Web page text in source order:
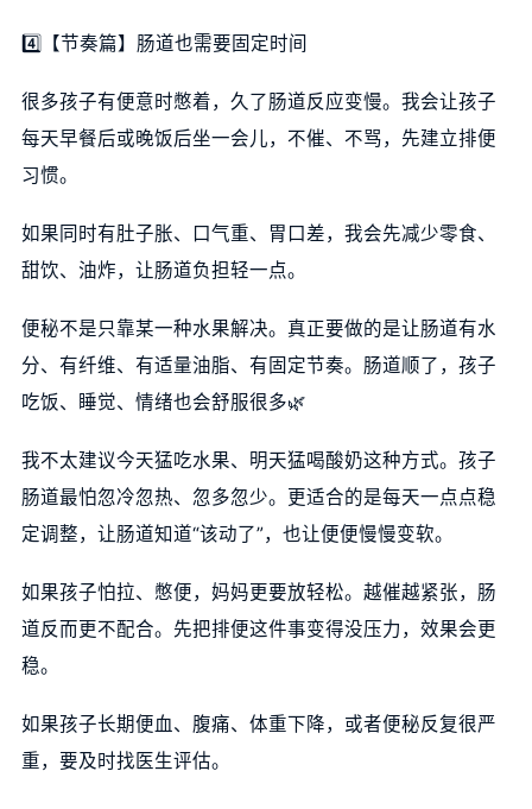
4️⃣【节奏篇】肠道也需要固定时间
很多孩子有便意时憋着，久了肠道反应变慢。我会让孩子
每天早餐后或晚饭后坐一会儿，不催、不骂，先建立排便
习惯。
如果同时有肚子胀、口气重、胃口差，我会先减少零食、
甜饮、油炸，让肠道负担轻一点。
便秘不是只靠某一种水果解决。真正要做的是让肠道有水
分、有纤维、有适量油脂、有固定节奏。肠道顺了，孩子
吃饭、睡觉、情绪也会舒服很多🌿
我不太建议今天猛吃水果、明天猛喝酸奶这种方式。孩子
肠道最怕忽冷忽热、忽多忽少。更适合的是每天一点点稳
定调整，让肠道知道“该动了”，也让便便慢慢变软。
如果孩子怕拉、憋便，妈妈更要放轻松。越催越紧张，肠
道反而更不配合。先把排便这件事变得没压力，效果会更
稳。
如果孩子长期便血、腹痛、体重下降，或者便秘反复很严
重，要及时找医生评估。